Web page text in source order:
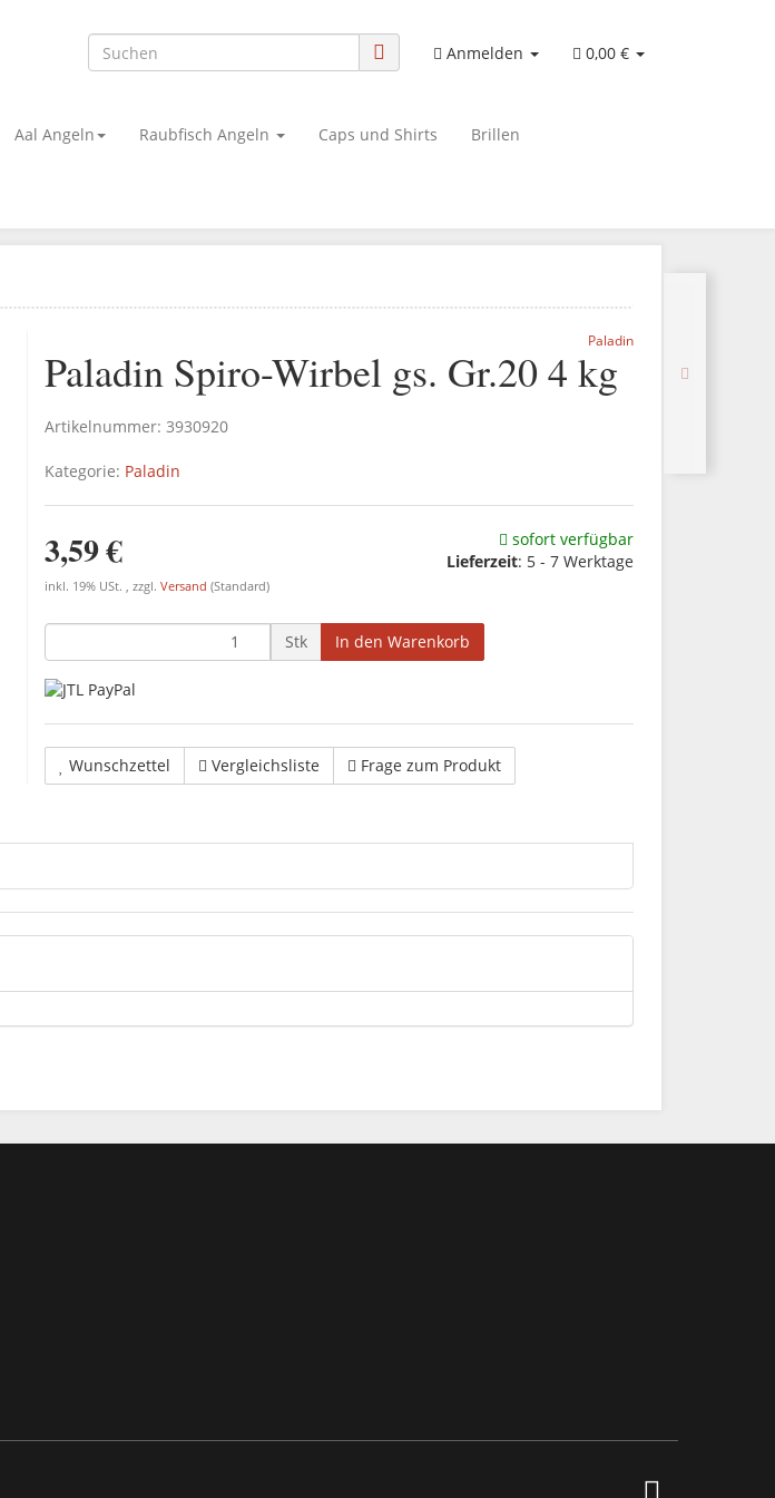
Anmelden 0,00 €
Aal Angeln Raubfisch Angeln Caps und Shirts Brillen
Paladin
Paladin Spiro-Wirbel gs. Gr.20 4 kg
Artikelnummer: 3930920
Kategorie: Paladin
3,59 €
inkl. 19% USt. , zzgl. Versand (Standard)
sofort verfügbar
Lieferzeit: 5 - 7 Werktage
Stk In den Warenkorb
Wunschzettel Vergleichsliste Frage zum Produkt